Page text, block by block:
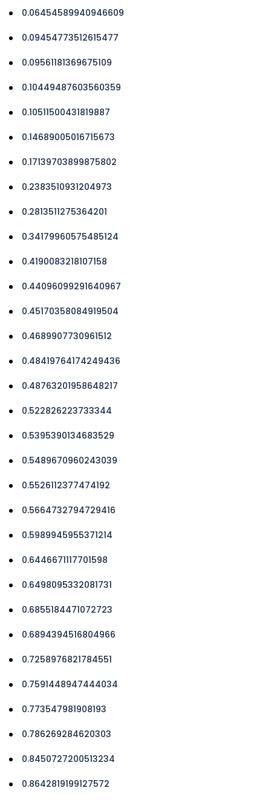
0.06454589940946609
0.09454773512615477
0.09561181369675109
0.10449487603560359
0.10511500431819887
0.14689005016715673
0.17139703899875802
0.2383510931204973
0.2813511275364201
0.34179960575485124
0.4190083218107158
0.44096099291640967
0.45170358084919504
0.4689907730961512
0.48419764174249436
0.48763201958648217
0.522826223733344
0.5395390134683529
0.5489670960243039
0.5526112377474192
0.5664732794729416
0.5989945955371214
0.6446671117701598
0.6498095332081731
0.6855184471072723
0.6894394516804966
0.7258976821784551
0.7591448947444034
0.773547981908193
0.786269284620303
0.8450727200513234
0.8642819199127572